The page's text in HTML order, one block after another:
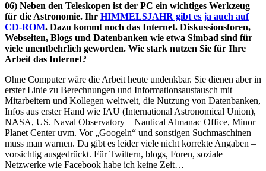
06) Neben den Teleskopen ist der PC ein wichtiges Werkzeug
für die Astronomie. Ihr HIMMELSJAHR gibt es ja auch auf
CD-ROM. Dazu kommt noch das Internet. Diskussionsforen,
Webseiten, Blogs und Datenbanken wie etwa Simbad sind für
viele unentbehrlich geworden. Wie stark nutzen Sie für Ihre
Arbeit das Internet?
Ohne Computer wäre die Arbeit heute undenkbar. Sie dienen aber in
erster Linie zu Berechnungen und Informationsaustausch mit
Mitarbeitern und Kollegen weltweit, die Nutzung von Datenbanken,
Infos aus erster Hand wie IAU (International Astronomical Union),
NASA, US. Naval Observatory – Nautical Almanac Office, Minor
Planet Center uvm. Vor „Googeln“ und sonstigen Suchmaschinen
muss man warnen. Da gibt es leider viele nicht korrekte Angaben –
vorsichtig ausgedrückt. Für Twittern, blogs, Foren, soziale
Netzwerke wie Facebook habe ich keine Zeit…